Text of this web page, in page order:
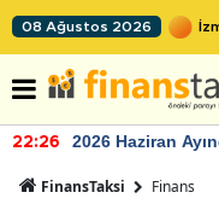
08 Ağustos 2026
22:26 2026 Haziran
FinansTaksi Finans